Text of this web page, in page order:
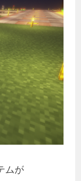
ムが